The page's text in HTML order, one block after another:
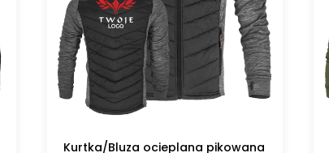
Kurtka/Bluza ocieplana pikowana